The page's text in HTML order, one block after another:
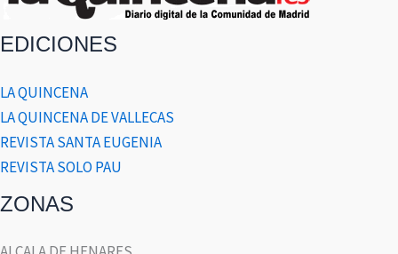
EDICIONES
LA QUINCENA
LA QUINCENA DE VALLECAS
REVISTA SANTA EUGENIA
REVISTA SOLO PAU
ZONAS